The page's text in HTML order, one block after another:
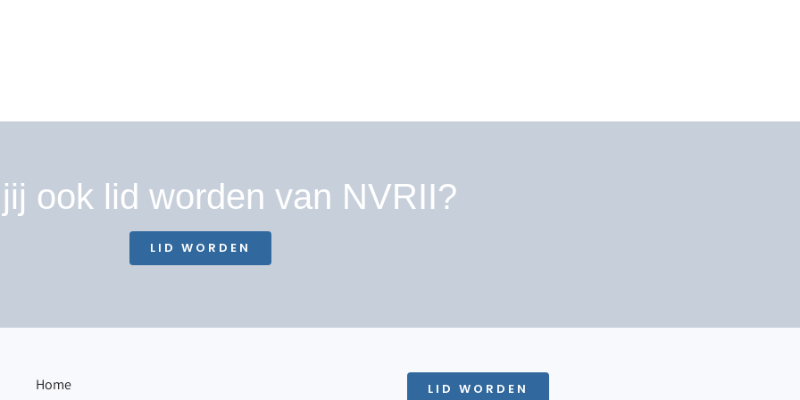
ook lid worden van NVRII?
LID WORDEN
Home LID WORDEN